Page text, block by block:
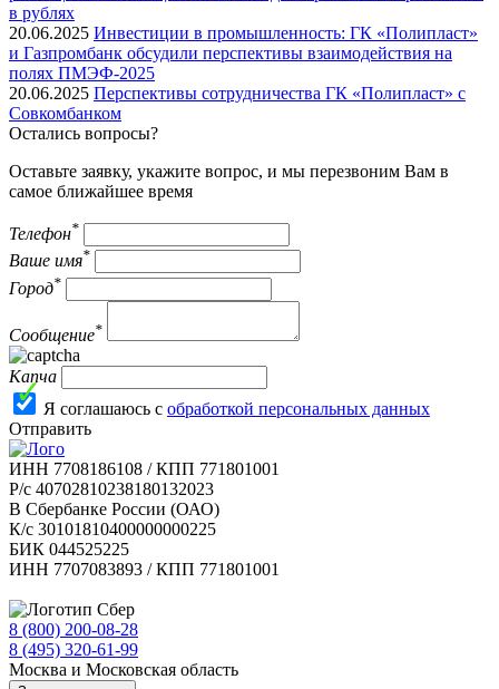
в рублях
20.06.2025 Инвестиции в промышленность: ГК «Полипласт»
и Газпромбанк обсудили перспективы взаимодействия на
полях ПМЭФ-2025
20.06.2025 Перспективы сотрудничества ГК «Полипласт» с
Совкомбанком
Остались вопросы?
Оставьте заявку, укажите вопрос, и мы перезвоним Вам в
самое ближайшее время
Телефон*
Ваше имя*
Город*
Сообщение*
Капча
Я соглашаюсь с обработкой персональных данных
Отправить
ИНН 7708186108 / КПП 771801001
Р/с 40702810238180132023
В Сбербанке России (ОАО)
К/с 30101810400000000225
БИК 044525225
ИНН 7707083893 / КПП 771801001
8 (800) 200-08-28
8 (495) 320-61-99
Москва и Московская область